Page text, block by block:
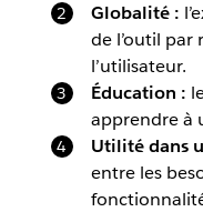
Globalité :
de l’outil par
l’utilisateur.
Éducation :
apprendre à
Utilité dans
entre les